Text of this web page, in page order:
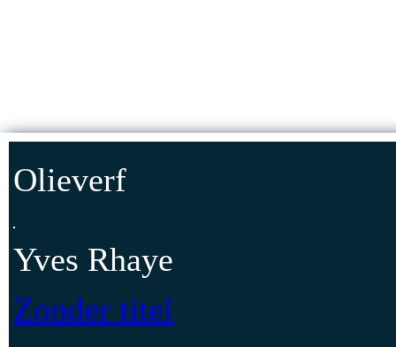
Olieverf
Yves Rhaye
Zonder titel